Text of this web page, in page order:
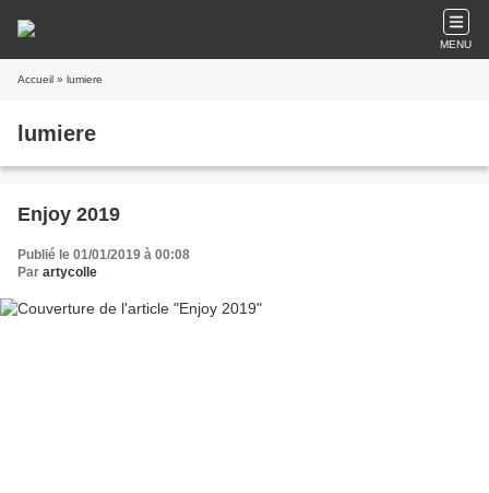
MENU
Accueil » lumiere
lumiere
Enjoy 2019
Publié le 01/01/2019 à 00:08
Par artycolle